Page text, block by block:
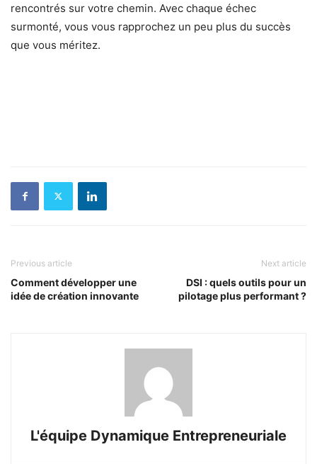
rencontrés sur votre chemin. Avec chaque échec
surmonté, vous vous rapprochez un peu plus du succès
que vous méritez.
Previous article
Comment développer une
idée de création innovante
Next article
DSI : quels outils pour un
pilotage plus performant ?
L'équipe Dynamique Entrepreneuriale